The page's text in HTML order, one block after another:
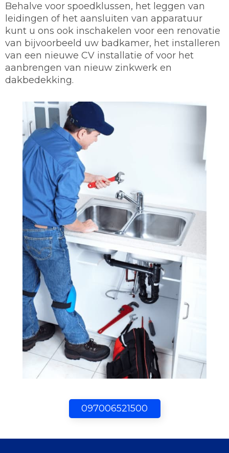
097006521500
Behalve voor spoedklussen, het leggen van
leidingen of het aansluiten van apparatuur
kunt u ons ook inschakelen voor een renovatie
van bijvoorbeeld uw badkamer, het installeren
van een nieuwe CV installatie of voor het
aanbrengen van nieuw zinkwerk en
dakbedekking.